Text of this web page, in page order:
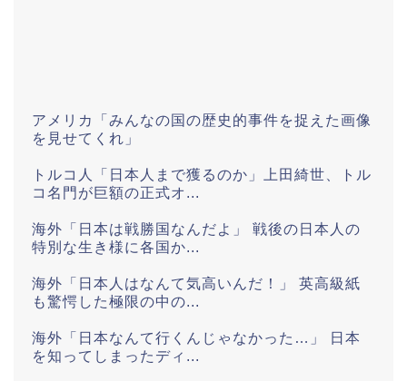
アメリカ「みんなの国の歴史的事件を捉えた画像
を見せてくれ」
トルコ人「日本人まで獲るのか」上田綺世、トル
コ名門が巨額の正式オ...
海外「日本は戦勝国なんだよ」 戦後の日本人の
特別な生き様に各国か...
海外「日本人はなんて気高いんだ！」 英高級紙
も驚愕した極限の中の...
海外「日本なんて行くんじゃなかった…」 日本
を知ってしまったディ...